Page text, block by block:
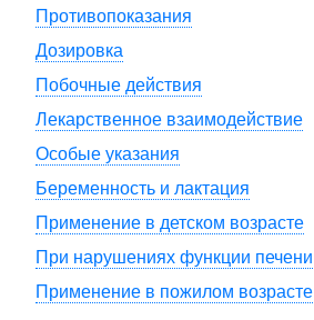
Противопоказания
Дозировка
Побочные действия
Лекарственное взаимодействие
Особые указания
Беременность и лактация
Применение в детском возрасте
При нарушениях функции печени
Применение в пожилом возрасте